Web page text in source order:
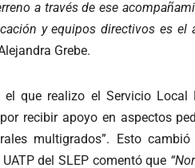
a través de ese
y equipos directivos es
Alejandra Grebe.
que realizo el Servicio
recibir apoyo en aspectos
multigrados”. Esto
del SLEP comentó que